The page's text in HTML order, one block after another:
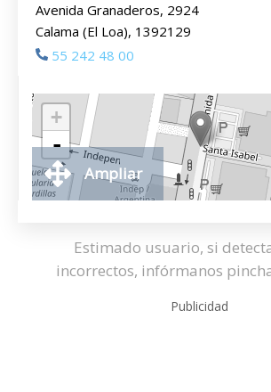
Avenida Granaderos, 2924
Calama (El Loa), 1392129
55 242 48 00
+
-
Ampliar
Estimado usuario, si
incorrectos, infórmanos
Publicidad